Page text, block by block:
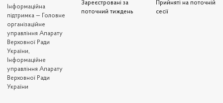
Iнформаційна
підтримка — Головне
організаційне
управління Апарату
Верховної Ради
України,
Інформаційне
управління Апарату
Верховної Ради
України
Зареєстровані за
поточний тиждень
Прийняті на поточній
сесії